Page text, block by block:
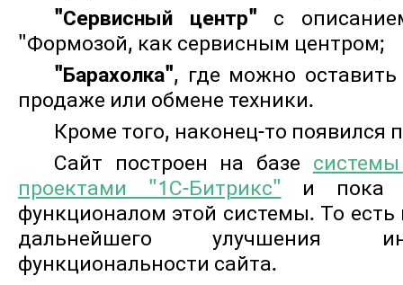
"Сервисный центр" с
"Формозой, как сервисным центром;
"Барахолка", где можно
продаже или обмене техники.
Кроме того, наконец-то появился
Сайт построен на базе
проектами "1С-Битрикс" и пока
функционалом этой системы. То
дальнейшего улучшения
функциональности сайта.